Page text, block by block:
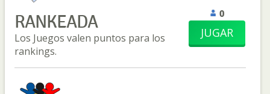
RANKEADA
Los Juegos valen puntos para los
rankings.
0
JUGAR